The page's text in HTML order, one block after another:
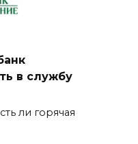
в службу
ли горячая